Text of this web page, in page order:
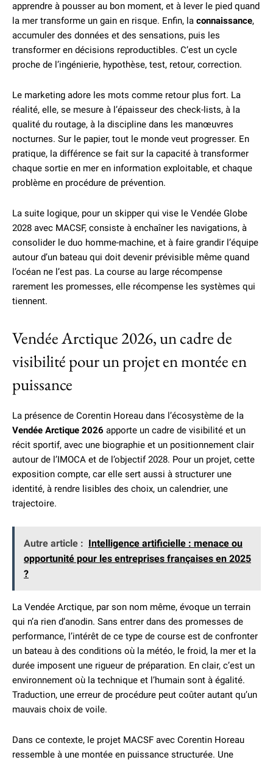
apprendre à pousser au bon moment, et à lever le pied quand
la mer transforme un gain en risque. Enfin, la connaissance,
accumuler des données et des sensations, puis les
transformer en décisions reproductibles. C’est un cycle
proche de l’ingénierie, hypothèse, test, retour, correction.
Le marketing adore les mots comme retour plus fort. La
réalité, elle, se mesure à l’épaisseur des check-lists, à la
qualité du routage, à la discipline dans les manœuvres
nocturnes. Sur le papier, tout le monde veut progresser. En
pratique, la différence se fait sur la capacité à transformer
chaque sortie en mer en information exploitable, et chaque
problème en procédure de prévention.
La suite logique, pour un skipper qui vise le Vendée Globe
2028 avec MACSF, consiste à enchaîner les navigations, à
consolider le duo homme-machine, et à faire grandir l’équipe
autour d’un bateau qui doit devenir prévisible même quand
l’océan ne l’est pas. La course au large récompense
rarement les promesses, elle récompense les systèmes qui
tiennent.
Vendée Arctique 2026, un cadre de
visibilité pour un projet en montée en
puissance
La présence de Corentin Horeau dans l’écosystème de la
Vendée Arctique 2026 apporte un cadre de visibilité et un
récit sportif, avec une biographie et un positionnement clair
autour de l’IMOCA et de l’objectif 2028. Pour un projet, cette
exposition compte, car elle sert aussi à structurer une
identité, à rendre lisibles des choix, un calendrier, une
trajectoire.
Autre article : Intelligence artificielle : menace ou
opportunité pour les entreprises françaises en 2025
?
La Vendée Arctique, par son nom même, évoque un terrain
qui n’a rien d’anodin. Sans entrer dans des promesses de
performance, l’intérêt de ce type de course est de confronter
un bateau à des conditions où la météo, le froid, la mer et la
durée imposent une rigueur de préparation. En clair, c’est un
environnement où la technique et l’humain sont à égalité.
Traduction, une erreur de procédure peut coûter autant qu’un
mauvais choix de voile.
Dans ce contexte, le projet MACSF avec Corentin Horeau
ressemble à une montée en puissance structurée. Une